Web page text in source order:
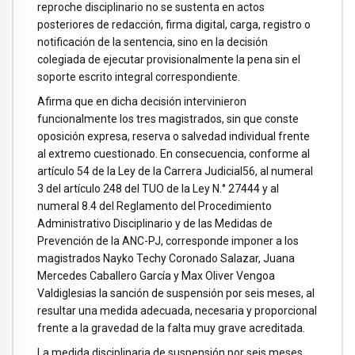
reproche disciplinario no se sustenta en actos
posteriores de redacción, firma digital, carga, registro o
notificación de la sentencia, sino en la decisión
colegiada de ejecutar provisionalmente la pena sin el
soporte escrito integral correspondiente.
Afirma que en dicha decisión intervinieron
funcionalmente los tres magistrados, sin que conste
oposición expresa, reserva o salvedad individual frente
al extremo cuestionado. En consecuencia, conforme al
artículo 54 de la Ley de la Carrera Judicial56, al numeral
3 del artículo 248 del TUO de la Ley N.° 27444 y al
numeral 8.4 del Reglamento del Procedimiento
Administrativo Disciplinario y de las Medidas de
Prevención de la ANC-PJ, corresponde imponer a los
magistrados Nayko Techy Coronado Salazar, Juana
Mercedes Caballero García y Max Oliver Vengoa
Valdiglesias la sanción de suspensión por seis meses, al
resultar una medida adecuada, necesaria y proporcional
frente a la gravedad de la falta muy grave acreditada.
La medida disciplinaria de suspensión por seis meses